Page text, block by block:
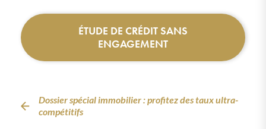
ÉTUDE DE CRÉDIT SANS
ENGAGEMENT
Dossier spécial immobilier : profitez des taux ultra-
compétitifs